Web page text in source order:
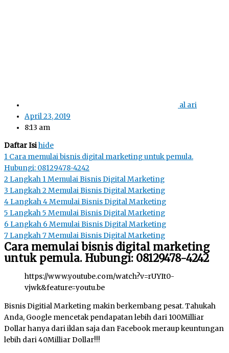
al ari
April 23, 2019
8:13 am
Daftar Isihide
1 Cara memulai bisnis digital marketing untuk pemula.
Hubungi: 08129478-4242
2 Langkah 1 Memulai Bisnis Digital Marketing
3 Langkah 2 Memulai Bisnis Digital Marketing
4 Langkah 4 Memulai Bisnis Digital Marketing
5 Langkah 5 Memulai Bisnis Digital Marketing
6 Langkah 6 Memulai Bisnis Digital Marketing
7 Langkah 7 Memulai Bisnis Digital Marketing
Cara memulai bisnis digital marketing
untuk pemula. Hubungi: 08129478-4242
https://www.youtube.com/watch?v=rUYIt0-
vjwk&feature=youtu.be
Bisnis Digitial Marketing makin berkembang pesat. Tahukah
Anda, Google mencetak pendapatan lebih dari 100Milliar
Dollar hanya dari iklan saja dan Facebook meraup keuntungan
lebih dari 40Milliar Dollar!!!